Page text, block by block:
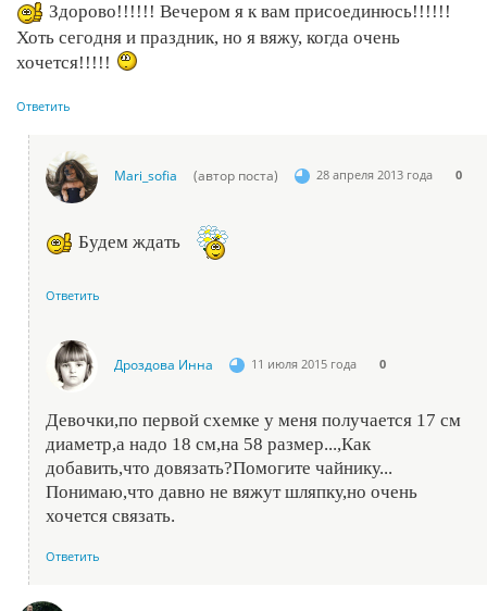
Здорово!!!!!! Вечером я к вам присоединюсь!!!!!!
Хоть сегодня и праздник, но я вяжу, когда очень
хочется!!!!!
Ответить
Mari_sofia (автор поста) 28 апреля 2013 года 0
Будем ждать
Ответить
Дроздова Инна 11 июля 2015 года 0
Девочки,по первой схемке у меня получается 17 см
диаметр,а надо 18 см,на 58 размер...,Как
добавить,что довязать?Помогите чайнику...
Понимаю,что давно не вяжут шляпку,но очень
хочется связать.
Ответить